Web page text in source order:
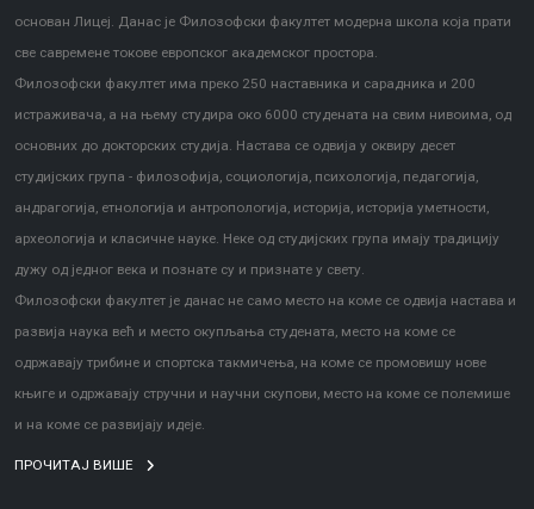
основан Лицеј. Данас је Филозофски факултет модерна школа која прати
све савремене токове европског академског простора.
Филозофски факултет има преко 250 наставника и сарадника и 200
истраживача, а на њему студира око 6000 студената на свим нивоима, од
основних до докторских студија. Настава се одвија у оквиру десет
студијских група - филозофија, социологија, психологија, педагогија,
андрагогија, етнологија и антропологија, историја, историја уметности,
археологија и класичне науке. Неке од студијских група имају традицију
дужу од једног века и познате су и признате у свету.
Филозофски факултет је данас не само место на коме се одвија настава и
развија наука већ и место окупљања студената, место на коме се
одржавају трибине и спортска такмичења, на коме се промовишу нове
књиге и одржавају стручни и научни скупови, место на коме се полемише
и на коме се развијају идеје.
ПРОЧИТАЈ ВИШЕ